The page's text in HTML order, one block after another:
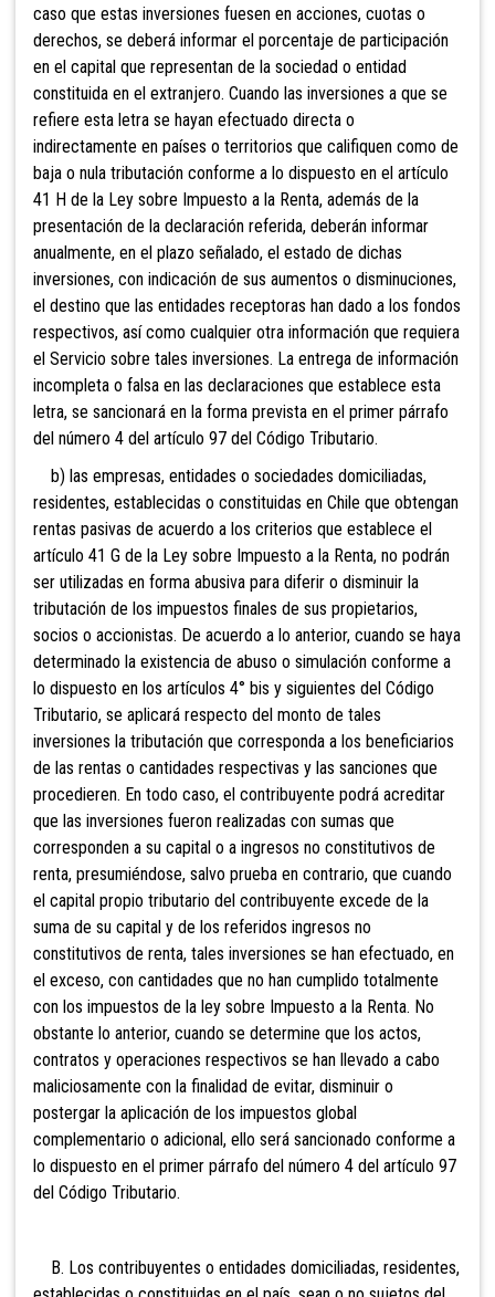
caso que estas inversiones fuesen en acciones, cuotas o
derechos, se deberá informar el porcentaje de participación
en el capital que representan de la sociedad o entidad
constituida en el extranjero. Cuando las inversiones a que se
refiere esta letra se hayan efectuado directa o
indirectamente en países o territorios que califiquen como de
baja o nula tributación conforme a lo dispuesto en el artículo
41 H de la Ley sobre Impuesto a la Renta, además de la
presentación de la declaración referida, deberán informar
anualmente, en el plazo señalado, el estado de dichas
inversiones, con indicación de sus aumentos o disminuciones,
el destino que las entidades receptoras han dado a los fondos
respectivos, así como cualquier otra información que requiera
el Servicio sobre tales inversiones. La entrega de información
incompleta o falsa en las declaraciones que establece esta
letra, se sancionará en la forma prevista en el primer párrafo
del número 4 del artículo 97 del Código Tributario.
b) las empresas, entidades o sociedades domiciliadas,
residentes, establecidas o constituidas en Chile que obtengan
rentas pasivas de acuerdo a los criterios que establece el
artículo 41 G de la Ley sobre Impuesto a la Renta, no podrán
ser utilizadas en forma abusiva para diferir o disminuir la
tributación de los impuestos finales de sus propietarios,
socios o accionistas. De acuerdo a lo anterior, cuando se haya
determinado la existencia de abuso o simulación conforme a
lo dispuesto en los artículos 4° bis y siguientes del Código
Tributario, se aplicará respecto del monto de tales
inversiones la tributación que corresponda a los beneficiarios
de las rentas o cantidades respectivas y las sanciones que
procedieren. En todo caso, el contribuyente podrá acreditar
que las inversiones fueron realizadas con sumas que
corresponden a su capital o a ingresos no constitutivos de
renta, presumiéndose, salvo prueba en contrario, que cuando
el capital propio tributario del contribuyente excede de la
suma de su capital y de los referidos ingresos no
constitutivos de renta, tales inversiones se han efectuado, en
el exceso, con cantidades que no han cumplido totalmente
con los impuestos de la ley sobre Impuesto a la Renta. No
obstante lo anterior, cuando se determine que los actos,
contratos y operaciones respectivos se han llevado a cabo
maliciosamente con la finalidad de evitar, disminuir o
postergar la aplicación de los impuestos global
complementario o adicional, ello será sancionado conforme a
lo dispuesto en el primer párrafo del número 4 del artículo 97
del Código Tributario.
B. Los contribuyentes o entidades domiciliadas, residentes,